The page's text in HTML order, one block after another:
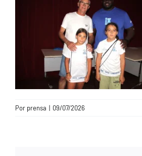
Por prensa | 09/07/2026